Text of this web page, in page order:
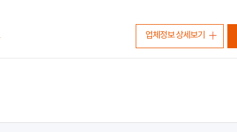
업체정보 상세보기